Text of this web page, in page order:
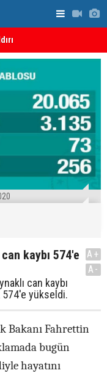
sonuçlar
kaybı 574'e
can kaybı
yükseldi.
A+
A-
Bakanı Fahrettin
bugün
hayatını